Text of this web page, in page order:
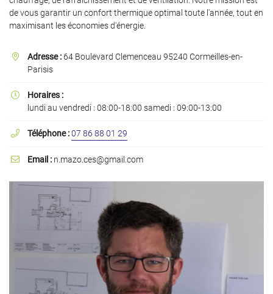
utilisantle formulaire de désinscription.
de vous garantir un confort thermique optimal toute l'année, tout en
maximisant les économies d'énergie.
 Adresse : 64 Boulevard Clemenceau 95240 Cormeilles-en-
Parisis

Horaires :
lundi au vendredi : 08:00-18:00 samedi : 09:00-13:00
 Téléphone :07 86 88 01 29
 Email : n.mazo.ces@gmail.com